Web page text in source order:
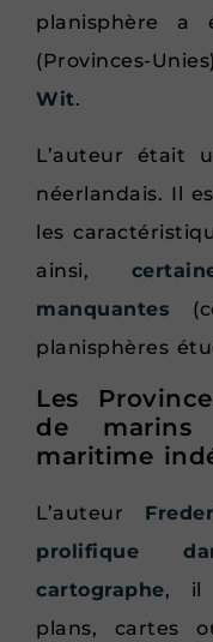
planisphère a
(Provinces-
Wit.
L’auteur était
néerlandais. Il
les
ainsi,
manquantes
planisphères
Les
de marins
maritime
L’auteur
prolifique
cartographe, il
plans, cartes